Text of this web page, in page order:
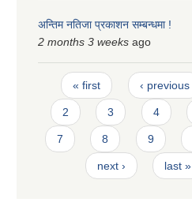
अन्तिम नतिजा प्रकाशन सम्बन्धमा !
2 months 3 weeks ago
Pages
« first ‹ previous
2 3 4
7 8 9
next › last »